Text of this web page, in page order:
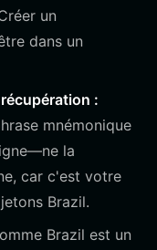
un
dans un
:
mnémonique
la
car c'est votre
Brazil.
Brazil est un